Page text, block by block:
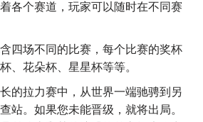
各个赛道，玩家可以随时在不同赛
四场不同的比赛，每个比赛的奖杯
、花朵杯、星星杯等等。
的拉力赛中，从世界一端驰骋到另
站。如果您未能晋级，就将出局。